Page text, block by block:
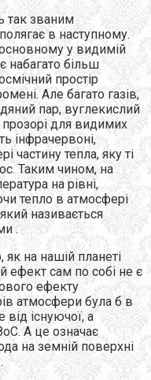
так званим
в наступному.
у видимій
набагато більш
простір
Але багато газів,
пар, вуглекислий
прозорі для видимих
інфрачервоні,
тепла, яку ті
Таким чином, на
на рівні,
тепло в атмосфері
називається
.
як на нашій планеті
ефект сам по собі не є
ефекту
атмосфери була б в
існуючої, а
А це означає
на земній поверхні